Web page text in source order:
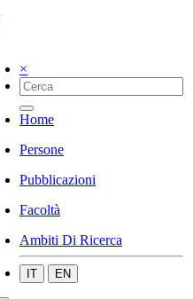
×
Home
Persone
Pubblicazioni
Facoltà
Ambiti Di Ricerca
IT EN